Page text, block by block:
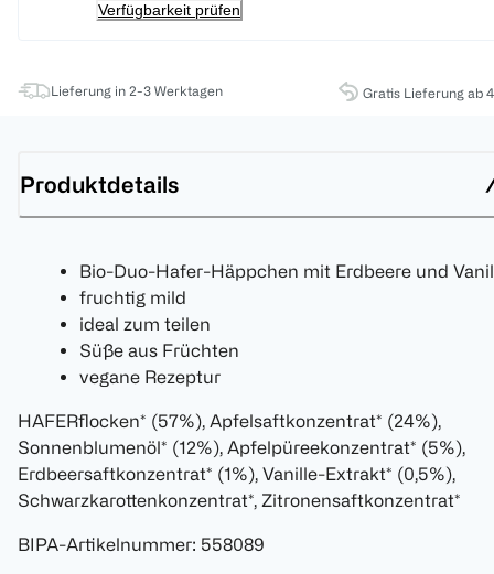
Verfügbarkeit prüfen
Lieferung in 2-3 Werktagen Gratis Lieferung ab
Produktdetails
Bio-Duo-Hafer-Häppchen mit Erdbeere und
fruchtig mild
ideal zum teilen
Süße aus Früchten
vegane Rezeptur
HAFERflocken* (57%), Apfelsaftkonzentrat* (24%),
Sonnenblumenöl* (12%), Apfelpüreekonzentrat* (5%),
Erdbeersaftkonzentrat* (1%), Vanille-Extrakt* (0,5%),
Schwarzkarottenkonzentrat*, Zitronensaftkonzentrat*
BIPA-Artikelnummer: 558089